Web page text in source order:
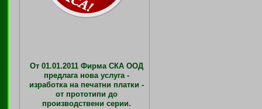
От 01.01.2011 Фирма СКА ООД
предлага нова услуга -
изработка на печатни платки -
от прототипи до
производствени серии.